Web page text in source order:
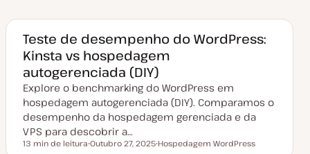
e
t
a
i
z
a
ç
o
o
o
c
c
i
o
Teste de desempenho do WordPress:
Kinsta vs hospedagem
autogerenciada (DIY)
Explore o benchmarking do WordPress em
hospedagem autogerenciada (DIY). Comparamos o
desempenho da hospedagem gerenciada e da
VPS para descobrir a…
Tempo de leitura
13 min de leitura Outubro 27, 2025 Hospedagem WordPress